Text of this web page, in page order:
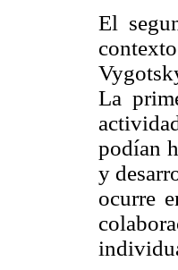
El
La
podían
y
ocurre